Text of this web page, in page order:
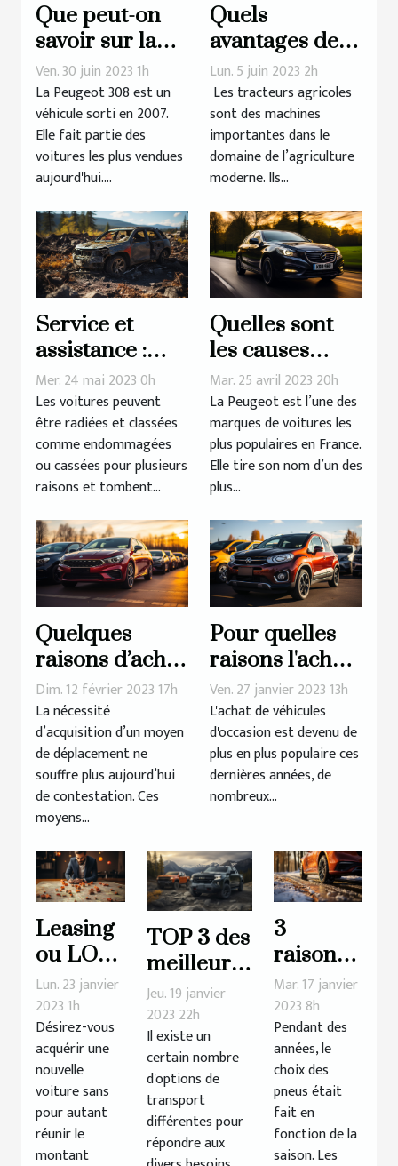
Que peut-on
savoir sur la
longue lignée
de la Peugeot
308 ?
Ven. 30 juin 2023 1h
La Peugeot 308 est un
véhicule sorti en 2007.
Elle fait partie des
voitures les plus vendues
aujourd'hui....
Quels
avantages des
tracteurs
agricoles pour
l’efficacité et la
productivité
des
agricoles ?
Lun. 5 juin 2023 2h
Les tracteurs agricoles
sont des machines
importantes dans le
domaine de l’agriculture
moderne. Ils...
Service et
assistance :
Rachat d’un
véhicule radié
Mer. 24 mai 2023 0h
Les voitures peuvent
être radiées et classées
comme endommagées
ou cassées pour plusieurs
raisons et tombent...
Quelles sont
les causes
d’une panne
de démarrage
chez la
Peugeot 308 ?
Mar. 25 avril 2023 20h
La Peugeot est l’une des
marques de voitures les
plus populaires en France.
Elle tire son nom d’un des
plus...
Quelques
raisons d’achat
d’une voiture
d’occasion
Dim. 12 février 2023 17h
La nécessité
d’acquisition d’un moyen
de déplacement ne
souffre plus aujourd’hui
de contestation. Ces
moyens...
Pour quelles
raisons l'achat
de véhicules
d'occasion
connaît-il un
tel succès?
Ven. 27 janvier 2023 13h
L'achat de véhicules
d'occasion est devenu de
plus en plus populaire ces
dernières années, de
nombreux...
Leasing
ou LOA:
Quelles
sont les
erreurs
à éviter ?
Lun. 23 janvier
2023 1h
Désirez-vous
acquérir une
nouvelle
voiture sans
pour autant
réunir le
montant
TOP 3 des
meilleures
marques
de pick-up
Jeu. 19 janvier
2023 22h
Il existe un
certain nombre
d'options de
transport
différentes pour
répondre aux
3
raisons
d’utiliser
les
pneus 4
saisons
pour
son
véhicule
Mar. 17 janvier
2023 8h
Pendant des
années, le
choix des
pneus était
fait en
fonction de la
saison. Les